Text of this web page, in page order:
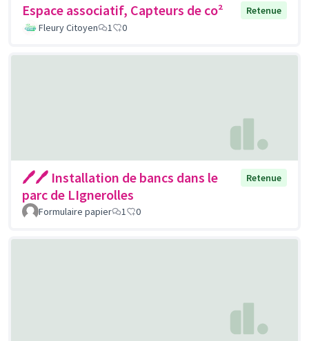
Espace associatif, Capteurs de co²
Retenue
Fleury Citoyen
1 0
🖊🖊 Installation de bancs dans le
parc de LIgnerolles
Retenue
Formulaire papier 1 0